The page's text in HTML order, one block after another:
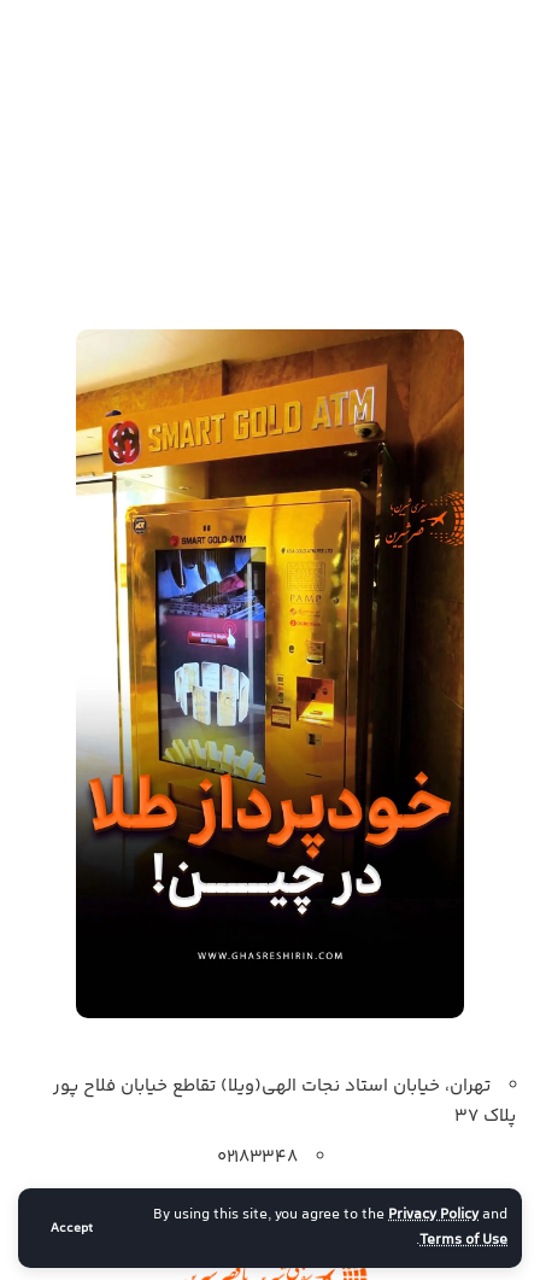
By using this site, you agree to thePrivacy Policyand
Terms of Use
.
Accept
تهران، خیابان استاد نجات الهی(ویلا) تقاطع خیابان فلاح پور
پلاک 37
۰۲۱۸۳۳۴۸